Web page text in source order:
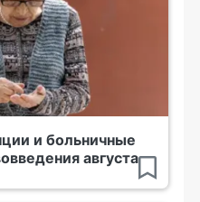
и больничные
августа